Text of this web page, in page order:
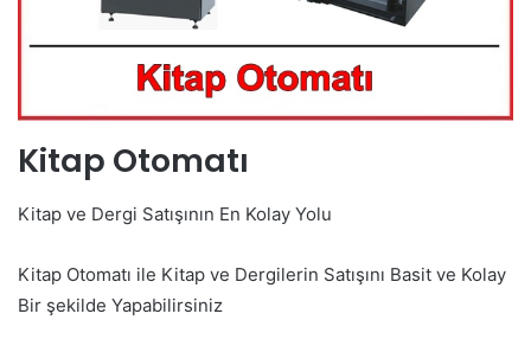
Kitap Otomatı
Kitap ve Dergi Satışının En Kolay Yolu
Kitap Otomatı ile Kitap ve Dergilerin Satışını Basit ve Kolay
Bir şekilde Yapabilirsiniz